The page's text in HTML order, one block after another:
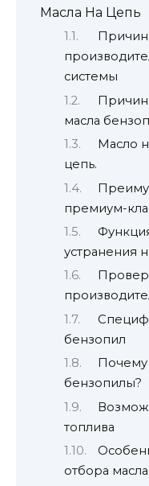
Масла На Цепь
системы
масла
Масло
цепь.
премиум-
устранения
бензопил
Почему
бензопилы?
топлива
отбора масла